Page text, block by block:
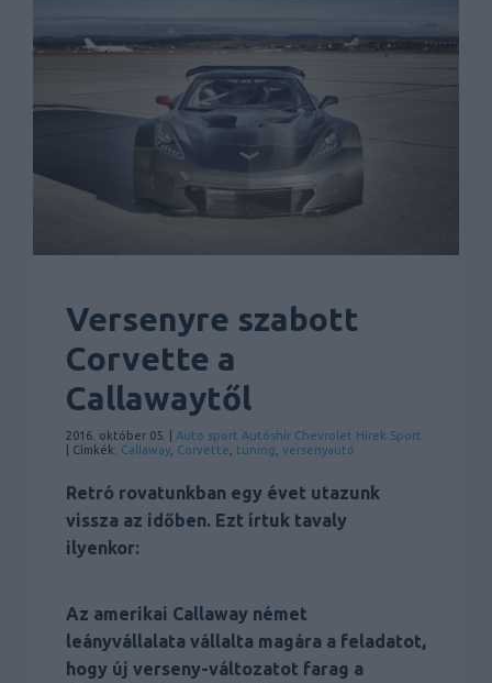
Versenyre szabott
Corvette a
Callawaytől
2016. október 05. | Auto sport Autóshír Chevrolet Hírek Sport
| Címkék: Callaway Corvette tuning versenyautó
Retró rovatunkban egy évet utazunk
vissza az időben. Ezt írtuk tavaly
ilyenkor:
Az amerikai Callaway német
leányvállalata vállalta magára a feladatot,
hogy új verseny-változatot farag a